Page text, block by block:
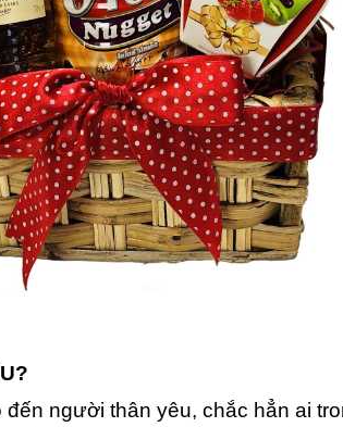
người thân yêu, chắc hẳn ai